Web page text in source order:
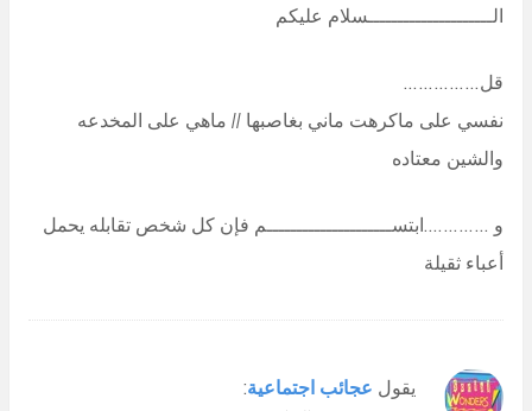
الـــــــــــــــــــــسلام عليكم
قل……………
نفسي على ماكرهت ماني بغاصبها // ماهي على المخدعه
والشين معتاده
و ………….ابتســـــــــــــــــــــم فإن كل شخص تقابله يحمل
أعباء ثقيلة
يقول عجائب اجتماعية: